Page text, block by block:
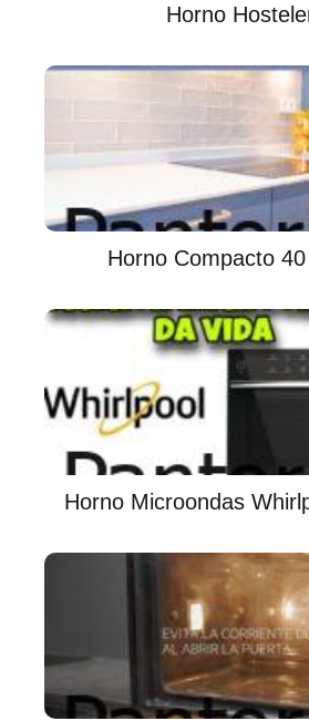
Horno
Horno Compacto
Horno Microondas